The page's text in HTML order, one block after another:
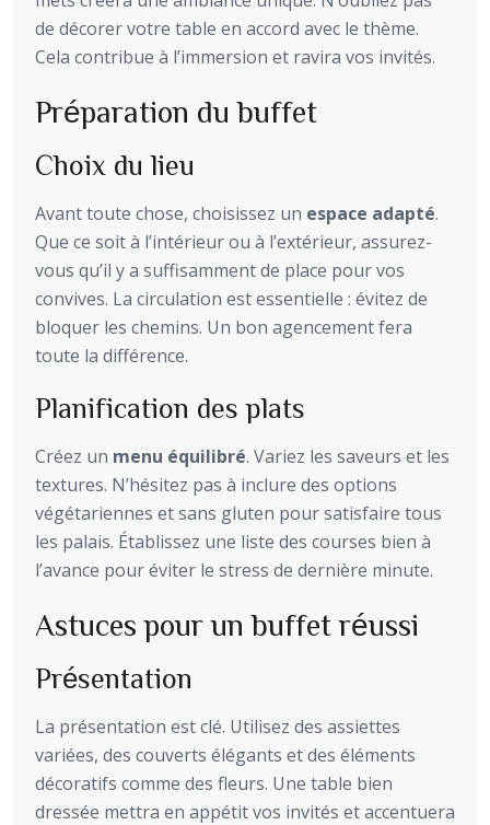
de décorer votre table en accord avec le thème.
Cela contribue à l’immersion et ravira vos invités.
Préparation du buffet
Choix du lieu
Avant toute chose, choisissez un espace adapté.
Que ce soit à l’intérieur ou à l’extérieur, assurez-
vous qu’il y a suffisamment de place pour vos
convives. La circulation est essentielle : évitez de
bloquer les chemins. Un bon agencement fera
toute la différence.
Planification des plats
Créez un menu équilibré. Variez les saveurs et les
textures. N’hésitez pas à inclure des options
végétariennes et sans gluten pour satisfaire tous
les palais. Établissez une liste des courses bien à
l’avance pour éviter le stress de dernière minute.
Astuces pour un buffet réussi
Présentation
La présentation est clé. Utilisez des assiettes
variées, des couverts élégants et des éléments
décoratifs comme des fleurs. Une table bien
dressée mettra en appétit vos invités et accentuera